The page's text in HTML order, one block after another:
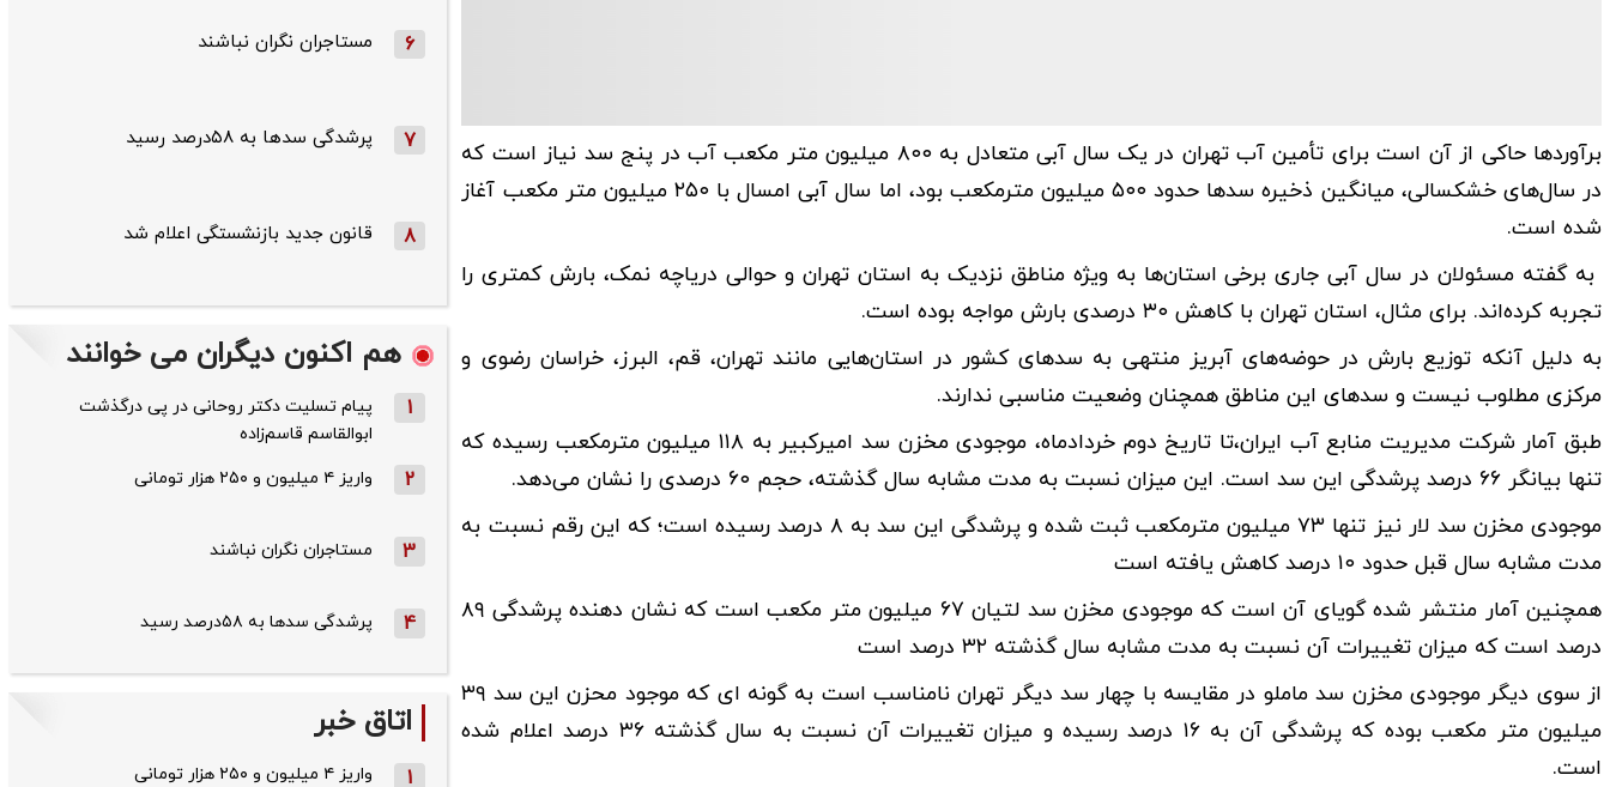
برآوردها حاکی از آن است برای تأمین آب تهران در یک سال آبی متعادل به ۸۰۰ میلیون متر مکعب آب در پنج سد نیاز است که
در سال‌های خشکسالی، میانگین ذخیره سدها حدود ۵۰۰ میلیون مترمکعب بود، اما سال آبی امسال با ۲۵۰ میلیون متر مکعب آغاز
شده است.
به گفته مسئولان در سال آبی جاری برخی استان‌ها به ویژه مناطق نزدیک به استان تهران و حوالی دریاچه نمک، بارش کمتری را
تجربه کرده‌اند. برای مثال، استان تهران با کاهش ۳۰ درصدی بارش مواجه بوده است.
به دلیل آنکه توزیع بارش در حوضه‌های آبریز منتهی به سدهای کشور در استان‌هایی مانند تهران، قم، البرز، خراسان رضوی و
مرکزی مطلوب نیست و سدهای این مناطق همچنان وضعیت مناسبی ندارند.
طبق آمار شرکت مدیریت منابع آب ایران،تا تاریخ دوم خردادماه، موجودی مخزن سد امیرکبیر به ۱۱۸ میلیون مترمکعب رسیده که
تنها بیانگر ۶۶ درصد پرشدگی این سد است. این میزان نسبت به مدت مشابه سال گذشته، حجم ۶۰ درصدی را نشان می‌دهد.
موجودی مخزن سد لار نیز تنها ۷۳ میلیون مترمکعب ثبت شده و پرشدگی این سد به ۸ درصد رسیده است؛ که این رقم نسبت به
مدت مشابه سال قبل حدود ۱۰ درصد کاهش یافته است
همچنین آمار منتشر شده گویای آن است که موجودی مخزن سد لتیان ۶۷ میلیون متر مکعب است که نشان دهنده پرشدگی ۸۹
درصد است که میزان تغییرات آن نسبت به مدت مشابه سال گذشته ۳۲ درصد است
از سوی دیگر موجودی مخزن سد ماملو در مقایسه با چهار سد دیگر تهران نامناسب است به گونه ای که موجود محزن این سد ۳۹
میلیون متر مکعب بوده که پرشدگی آن به ۱۶ درصد رسیده و میزان تغییرات آن نسبت به سال گذشته ۳۶ درصد اعلام شده
است.
6 مستاجران نگران نباشند
7 پرشدگی سدها به ۵۸درصد رسید
8 قانون جدید بازنشستگی اعلام شد
هم اکنون دیگران می خوانند
1
پیام تسلیت دکتر روحانی در پی درگذشت
ابوالقاسم قاسم‌زاده
2 واریز ۴ میلیون و ۲۵۰ هزار تومانی
3 مستاجران نگران نباشند
4 پرشدگی سدها به ۵۸درصد رسید
اتاق خبر
1 واریز ۴ میلیون و ۲۵۰ هزار تومانی